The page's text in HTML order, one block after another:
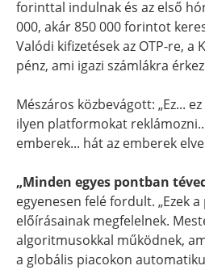
forinttal indulnak és az első
000, akár 850 000 forintot
Valódi kifizetések az OTP-re, a
pénz, ami igazi számlákra
Mészáros közbevágott: „Ez...
ilyen platformokat
emberek... hát az emberek
„Minden egyes pontban
egyenesen felé fordult. „Ezek
előírásainak megfelelnek.
algoritmusokkal működnek,
a globális piacokon